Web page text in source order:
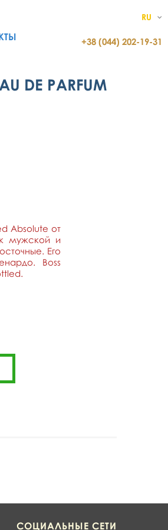
RU
+38 (044) 202-19-31
DE PARFUM
Absolute от
мужской и
Его
Boss
СОЦИАЛЬНЫЕ СЕТИ